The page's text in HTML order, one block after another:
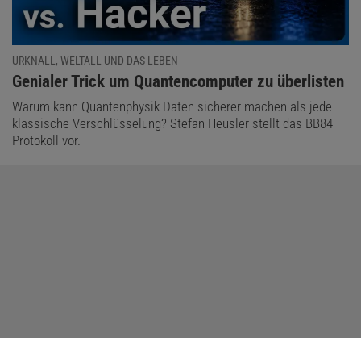
URKNALL, WELTALL UND DAS LEBEN
:
Genialer Trick um Quantencomputer zu überlisten
Warum kann Quantenphysik Daten sicherer machen als jede
klassische Verschlüsselung? Stefan Heusler stellt das BB84
Protokoll vor.